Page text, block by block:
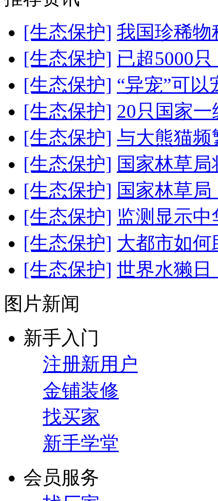
[生态保护] 我国珍稀物
[生态保护] 已超5000
[生态保护] “异宠”可以
[生态保护] 20只国家
[生态保护] 与大熊猫频
[生态保护] 国家林草
[生态保护] 国家林草
[生态保护] 监测显示
[生态保护] 大都市如
[生态保护] 世界水獭日
图片新闻
新手入门
注册新用户
金铺装修
找买家
新手学堂
会员服务